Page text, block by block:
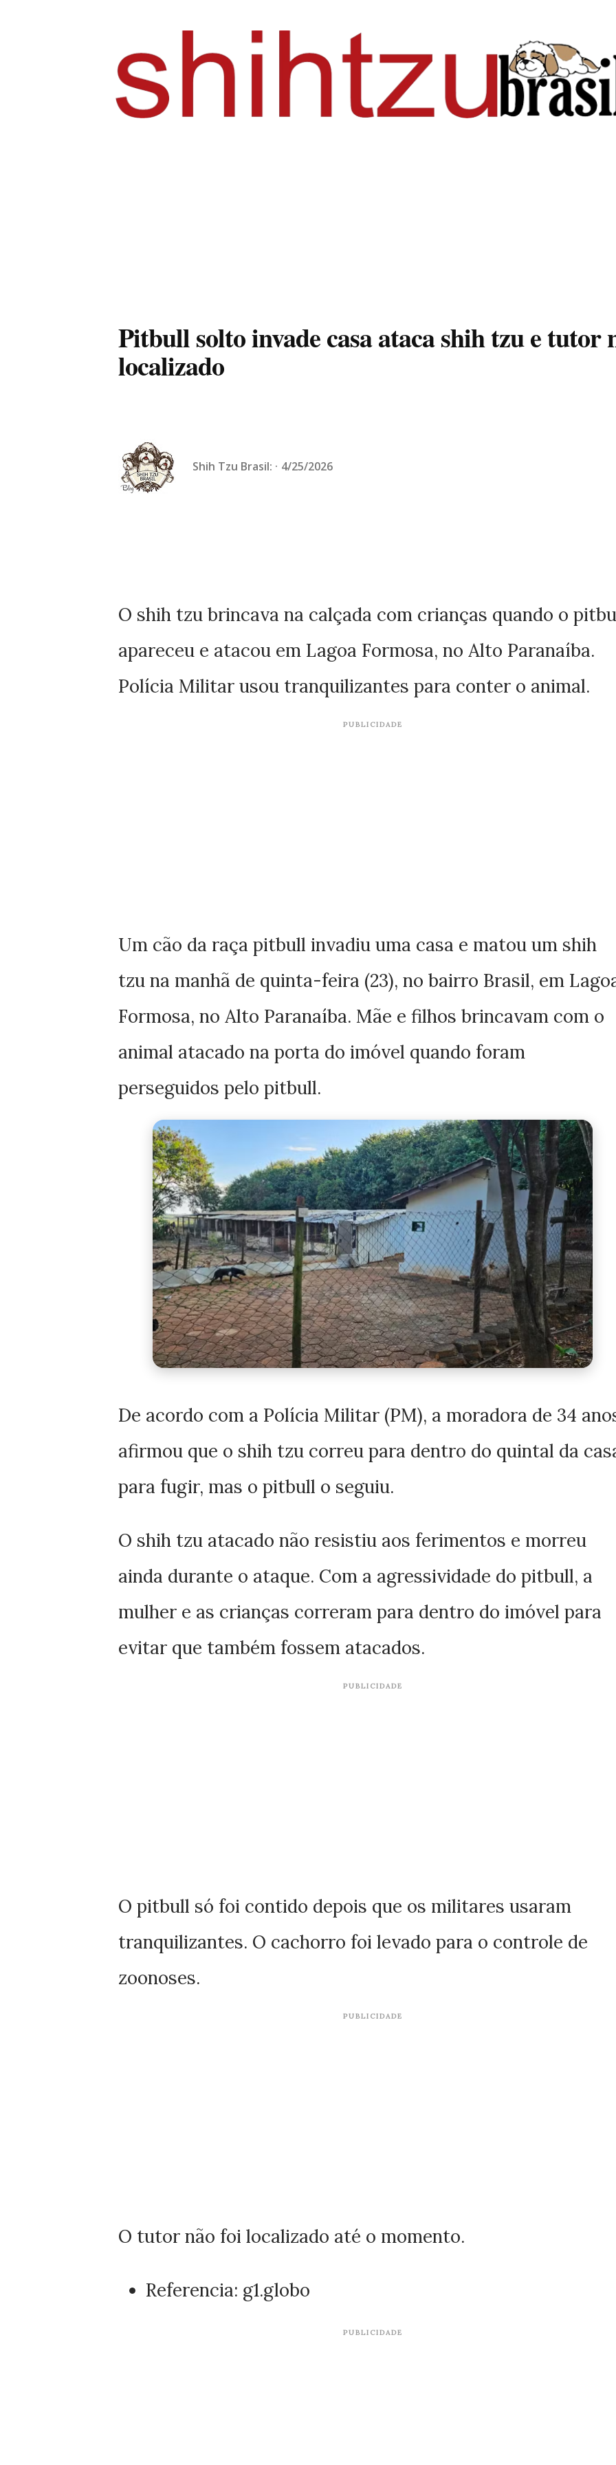
Pitbull solto invade casa ataca shih tzu e tutor
localizado
Shih Tzu Brasil: 4/25/2026
O shih tzu brincava na calçada com crianças quando o
apareceu e atacou em Lagoa Formosa, no Alto Paranaíba.
Polícia Militar usou tranquilizantes para conter o animal.
PUBLICIDADE
Um cão da raça pitbull invadiu uma casa e matou um shih
tzu na manhã de quinta-feira (23), no bairro Brasil, em
Formosa, no Alto Paranaíba. Mãe e filhos brincavam com o
animal atacado na porta do imóvel quando foram
perseguidos pelo pitbull.
De acordo com a Polícia Militar (PM), a moradora de 34
afirmou que o shih tzu correu para dentro do quintal da
para fugir, mas o pitbull o seguiu.
O shih tzu atacado não resistiu aos ferimentos e morreu
ainda durante o ataque. Com a agressividade do pitbull, a
mulher e as crianças correram para dentro do imóvel para
evitar que também fossem atacados.
PUBLICIDADE
O pitbull só foi contido depois que os militares usaram
tranquilizantes. O cachorro foi levado para o controle de
zoonoses.
PUBLICIDADE
O tutor não foi localizado até o momento.
Referencia: g1.globo
PUBLICIDADE